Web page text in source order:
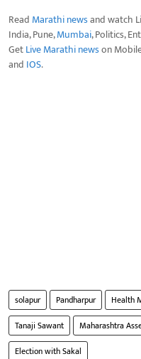
Read Marathi newsand watch
India, Pune,Mumbai, Politics,
GetLive Marathi newson
and IOS.
solapur Pandharpur Health
Tanaji Sawant
Maharashtra
Election with Sakal